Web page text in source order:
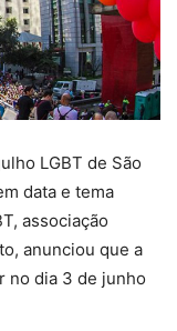
LGBT de São
data e tema
associação
anunciou que a
no dia 3 de junho